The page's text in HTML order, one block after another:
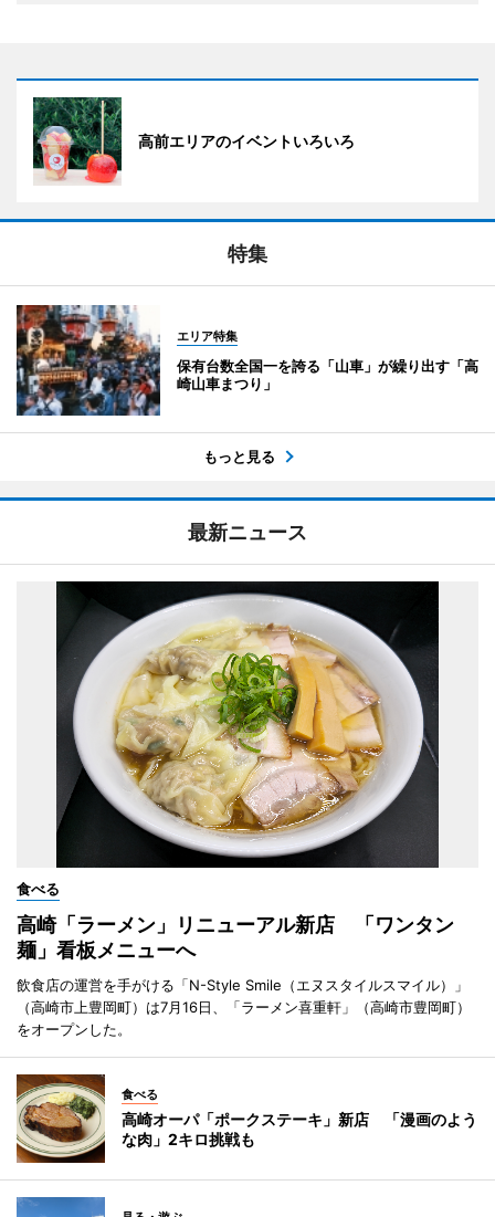
高前エリアのイベントいろいろ
特集
エリア特集
保有台数全国一を誇る「山車」が繰り出す「高
崎山車まつり」
もっと見る
最新ニュース
食べる
高崎「ラーメン」リニューアル新店 「ワンタン
麺」看板メニューへ
飲食店の運営を手がける「N-Style Smile（エヌスタイルスマイル）」
（高崎市上豊岡町）は7月16日、「ラーメン喜重軒」（高崎市豊岡町）
をオープンした。
食べる
高崎オーパ「ポークステーキ」新店 「漫画のよう
な肉」2キロ挑戦も